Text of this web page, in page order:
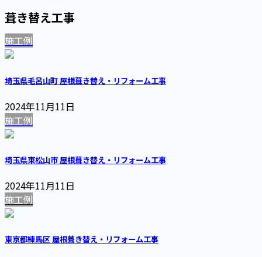
葺き替え工事
施工例
埼玉県毛呂山町 屋根葺き替え・リフォーム工事
2024年11月11日
施工例
埼玉県東松山市 屋根葺き替え・リフォーム工事
2024年11月11日
施工例
東京都練馬区 屋根葺き替え・リフォーム工事